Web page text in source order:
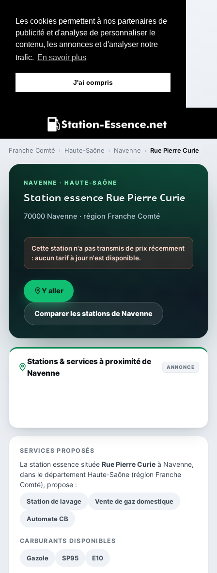
Les cookies permettent à nos partenaires de
publicité et d'analyse de personnaliser le
contenu, les annonces et d'analyser notre
trafic. En savoir plus
J'ai compris
Franche Comté › Haute-Saône › Navenne › Rue Pierre Curie
NAVENNE · HAUTE-SAÔNE
Station essence Rue Pierre Curie
70000 Navenne · région Franche Comté
Cette station n'a pas transmis de prix récemment
: aucun tarif à jour n'est disponible.
Y aller
Comparer les stations de Navenne
Stations & services à proximité de
Navenne
ANNONCE
SERVICES PROPOSÉS
La station essence située Rue Pierre Curie à Navenne,
dans le département Haute-Saône (région Franche
Comté), propose :
Station de lavage Vente de gaz domestique
Automate CB
CARBURANTS DISPONIBLES
Gazole SP95 E10